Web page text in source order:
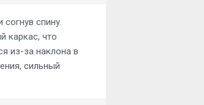
спину.
каркас, что
из-за наклона в
сильный